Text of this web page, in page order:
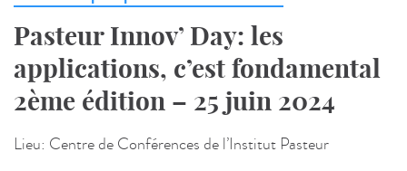
Pasteur Innov’ Day: les
applications, c’est fondamental
2ème édition – 25 juin 2024
Lieu: Centre de Conférences de l’Institut Pasteur